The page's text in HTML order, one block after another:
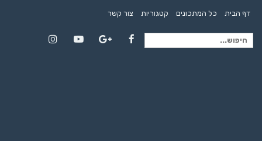
דף הבית כל המתכונים קטגוריות צור קשר
חיפוש